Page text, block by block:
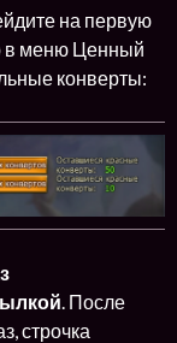
на первую
в меню Ценный
конверты:
. После
строчка